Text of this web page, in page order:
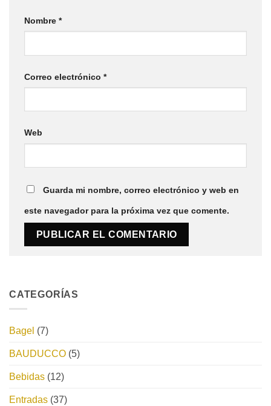
Nombre *
Correo electrónico *
Web
Guarda mi nombre, correo electrónico y web en
este navegador para la próxima vez que comente.
CATEGORÍAS
Bagel (7)
BAUDUCCO (5)
Bebidas (12)
Entradas (37)